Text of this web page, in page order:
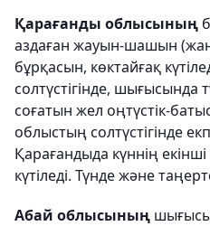
Қарағанды облысының
аздаған жауын-шашын
бұрқасын, көктайғақ
солтүстігінде, шығысында
соғатын жел оңтүстік-
облыстың солтүстігінде
Қарағандыда күннің
күтіледі. Түнде және
Абай облысының